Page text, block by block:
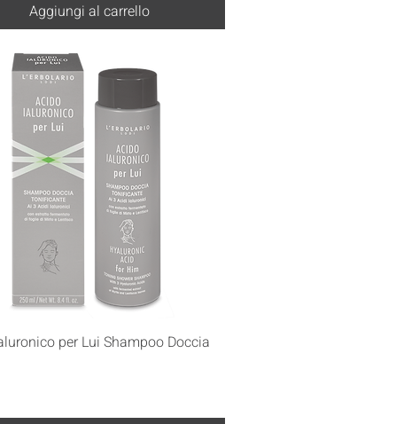
Aggiungi al carrello
Vista rapida
per Lui Shampoo Doccia